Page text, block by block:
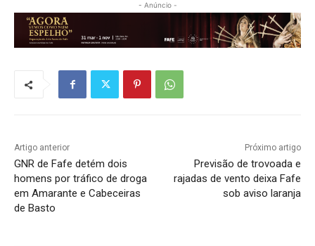
- Anúncio -
Artigo anterior
GNR de Fafe detém dois
homens por tráfico de droga
em Amarante e Cabeceiras
de Basto
Próximo artigo
Previsão de trovoada e
rajadas de vento deixa Fafe
sob aviso laranja